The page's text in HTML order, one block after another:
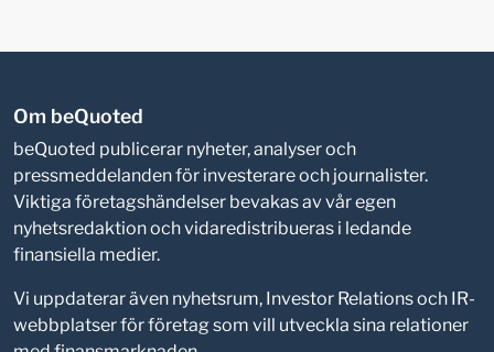
Om beQuoted
beQuoted publicerar nyheter, analyser och
pressmeddelanden för investerare och journalister.
Viktiga företagshändelser bevakas av vår egen
nyhetsredaktion och vidaredistribueras i ledande
finansiella medier.
Vi uppdaterar även nyhetsrum, Investor Relations och IR-
webbplatser för företag som vill utveckla sina relationer